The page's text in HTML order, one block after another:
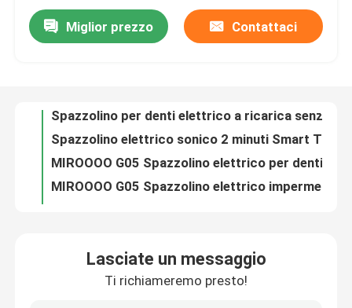
Contattaci
Spazzolino da denti elettrico di cura orale
Miglior prezzo Contattaci
Spazzolino elettrico personalizzabile con ricarica wireless e sterilizzazione UV profonda
MIROOOO G05 Spazzolino elettrico impermeabile Sonico Ricaricabile ad ultrasuoni Con Timer Alert
Lasciate un messaggio
Ti richiameremo presto!